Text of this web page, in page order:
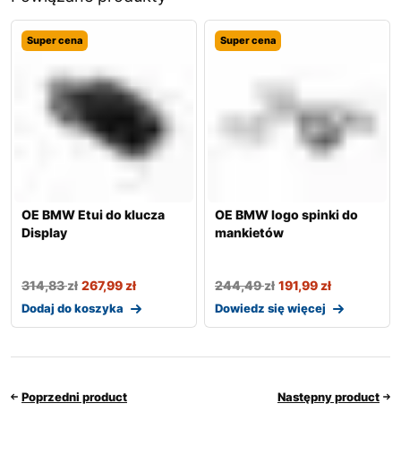
Super cena
OE BMW Etui do klucza
Display
314,83zł 267,99zł
Dodaj do koszyka
Super cena
OE BMW logo spinki do
mankietów
244,49zł 191,99zł
Dowiedz się więcej
Poprzedni product Następny product